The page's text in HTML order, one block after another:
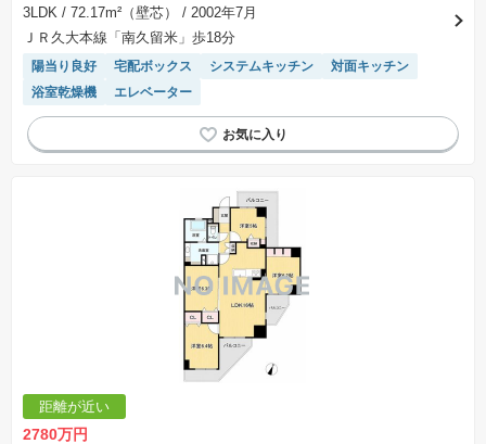
3LDK / 72.17m²（壁芯）
/ 2002年7月
ＪＲ久大本線「南久留米」歩18分
陽当り良好 宅配ボックス システムキッチン
対面キッチン
浴室乾燥機
エレベーター
距離が近い
2780万円